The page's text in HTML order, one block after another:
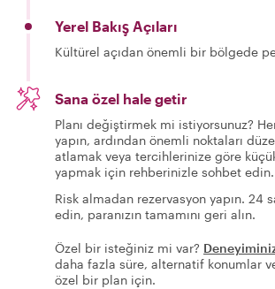
Yerel Bakış Açıları
Kültürel açıdan önemli bir bölgede
Sana özel hale getir
Planı değiştirmek mi istiyorsunuz?
yapın, ardından önemli noktaları
atlamak veya tercihlerinize göre
yapmak için rehberinizle sohbet edin.
Risk almadan rezervasyon yapın. 24
edin, paranızın tamamını geri alın.
Özel bir isteğiniz mi var?
daha fazla süre, alternatif konumlar
özel bir plan için.